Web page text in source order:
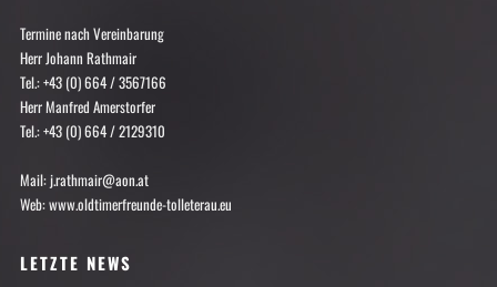
Termine nach Vereinbarung
Herr Johann Rathmair
Tel.: +43 (0) 664 / 3567166
Herr Manfred Amerstorfer
Tel.: +43 (0) 664 / 2129310
Mail: j.rathmair@aon.at
Web: www.oldtimerfreunde-tolleterau.eu
LETZTE NEWS